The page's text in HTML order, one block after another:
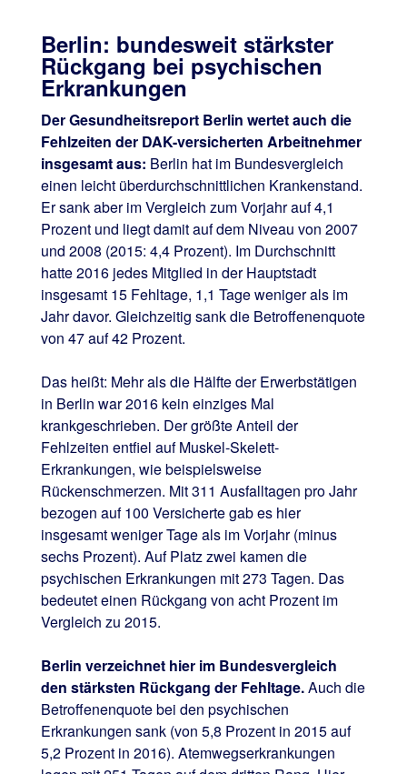
Berlin: bundesweit stärkster
Rückgang bei psychischen
Erkrankungen
Der Gesundheitsreport Berlin wertet auch die
Fehlzeiten der DAK-versicherten Arbeitnehmer
insgesamt aus: Berlin hat im Bundesvergleich
einen leicht überdurchschnittlichen Krankenstand.
Er sank aber im Vergleich zum Vorjahr auf 4,1
Prozent und liegt damit auf dem Niveau von 2007
und 2008 (2015: 4,4 Prozent). Im Durchschnitt
hatte 2016 jedes Mitglied in der Hauptstadt
insgesamt 15 Fehltage, 1,1 Tage weniger als im
Jahr davor. Gleichzeitig sank die Betroffenenquote
von 47 auf 42 Prozent.
Das heißt: Mehr als die Hälfte der Erwerbstätigen
in Berlin war 2016 kein einziges Mal
krankgeschrieben. Der größte Anteil der
Fehlzeiten entfiel auf Muskel-Skelett-
Erkrankungen, wie beispielsweise
Rückenschmerzen. Mit 311 Ausfalltagen pro Jahr
bezogen auf 100 Versicherte gab es hier
insgesamt weniger Tage als im Vorjahr (minus
sechs Prozent). Auf Platz zwei kamen die
psychischen Erkrankungen mit 273 Tagen. Das
bedeutet einen Rückgang von acht Prozent im
Vergleich zu 2015.
Berlin verzeichnet hier im Bundesvergleich
den stärksten Rückgang der Fehltage.Auch die
Betroffenenquote bei den psychischen
Erkrankungen sank (von 5,8 Prozent in 2015 auf
5,2 Prozent in 2016). Atemwegserkrankungen